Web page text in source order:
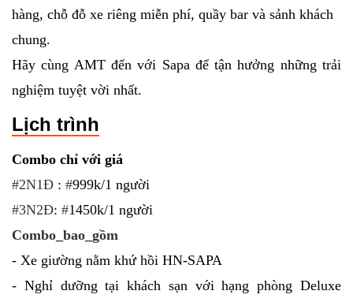
hàng, chỗ đỗ xe riêng miễn phí, quầy bar và sảnh khách
chung.
Hãy cùng AMT đến với Sapa để tận hưởng những trải
nghiệm tuyệt vời nhất.
Lịch trình
Combo chỉ với giá
#2N1Đ : #999k/1 người
#3N2Đ: #1450k/1 người
Combo_bao_gồm
- Xe giường nằm khứ hồi HN-SAPA
- Nghỉ dưỡng tại khách sạn với hạng phòng Deluxe